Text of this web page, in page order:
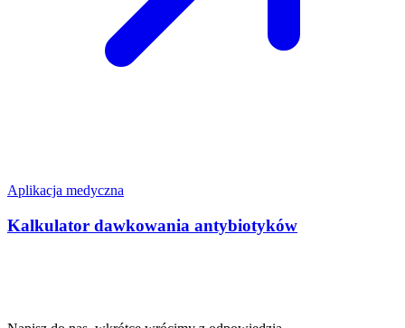
Aplikacja medyczna
Kalkulator dawkowania antybiotyków